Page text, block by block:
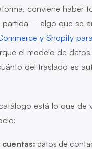
conviene haber
partida —algo que se
y Shopify
el modelo de datos
del traslado es
está lo que de
cuentas: datos de